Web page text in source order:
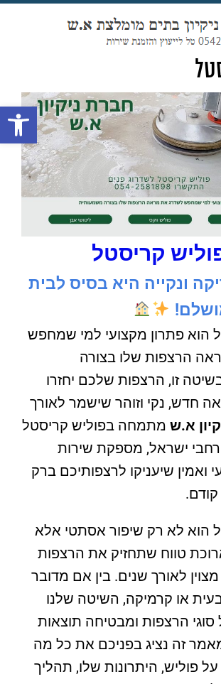
פתח
קריסטל
ונקייה היא בסיס לבית
הוא פתרון מקצועי למי שמחפש
הרצפות שלו בצורה
זו, הרצפות שלכם יחזרו
חדש, נקי וזוהר שישמר לאורך
א.ש מתמחה בפוליש קריסטל
ישראל, מספקת שירות
ואמין שיעניקו לרצפותיכם ברק
הוא לא רק שיפור אסתטי אלא
טווח שתחזיק את הרצפות
לאורך שנים. בין אם מדובר
או קרמיקה, השיטה שלנו
הרצפות ומבטיחה תוצאות
זה נציג בפניכם את כל מה
פוליש, היתרונות שלו, תהליך